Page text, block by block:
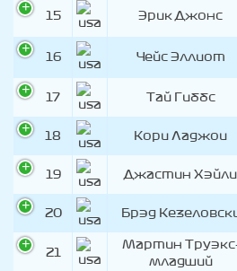
15 Эрик Джонс
16 Чейс Эллиот
17 Тай Гиббс
18 Кори Ладжои
19 Джастин Хэйли
20 Брэд
21
Мартин
младший